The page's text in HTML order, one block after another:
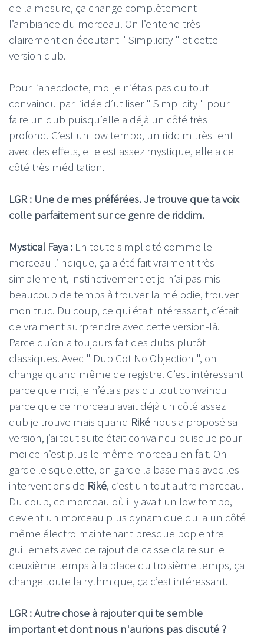
de la mesure, ça change complètement
l’ambiance du morceau. On l’entend très
clairement en écoutant " Simplicity " et cette
version dub.
Pour l’anecdocte, moi je n’étais pas du tout
convaincu par l’idée d’utiliser " Simplicity " pour
faire un dub puisqu’elle a déjà un côté très
profond. C’est un low tempo, un riddim très lent
avec des effets, elle est assez mystique, elle a ce
côté très méditation.
LGR : Une de mes préférées. Je trouve que ta voix
colle parfaitement sur ce genre de riddim.
Mystical Faya : En toute simplicité comme le
morceau l’indique, ça a été fait vraiment très
simplement, instinctivement et je n’ai pas mis
beaucoup de temps à trouver la mélodie, trouver
mon truc. Du coup, ce qui était intéressant, c’était
de vraiment surprendre avec cette version-là.
Parce qu’on a toujours fait des dubs plutôt
classiques. Avec " Dub Got No Objection ", on
change quand même de registre. C’est intéressant
parce que moi, je n’étais pas du tout convaincu
parce que ce morceau avait déjà un côté assez
dub je trouve mais quand Riké nous a proposé sa
version, j’ai tout suite était convaincu puisque pour
moi ce n’est plus le même morceau en fait. On
garde le squelette, on garde la base mais avec les
interventions de Riké, c’est un tout autre morceau.
Du coup, ce morceau où il y avait un low tempo,
devient un morceau plus dynamique qui a un côté
même électro maintenant presque pop entre
guillemets avec ce rajout de caisse claire sur le
deuxième temps à la place du troisième temps, ça
change toute la rythmique, ça c’est intéressant.
LGR : Autre chose à rajouter qui te semble
important et dont nous n'aurions pas discuté ?